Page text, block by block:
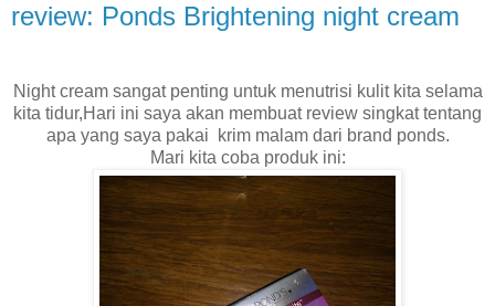
review: Ponds Brightening night cream
Night cream sangat penting untuk menutrisi kulit kita selama
kita tidur,Hari ini saya akan membuat review singkat tentang
apa yang saya pakai krim malam dari brand ponds.
Mari kita coba produk ini: